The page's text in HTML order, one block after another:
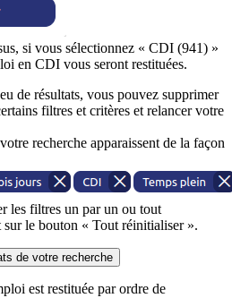
si vous sélectionnez « CDI (941) »
en CDI vous seront restituées.
de résultats, vous pouvez supprimer
filtres et critères et relancer votre
recherche apparaissent de la façon
les filtres un par un ou tout
le bouton « Tout réinitialiser ».
de votre recherche
est restituée par ordre de